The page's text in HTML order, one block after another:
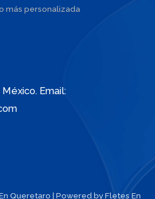
más personalizada
Email:
Queretaro | Powered by Fletes En